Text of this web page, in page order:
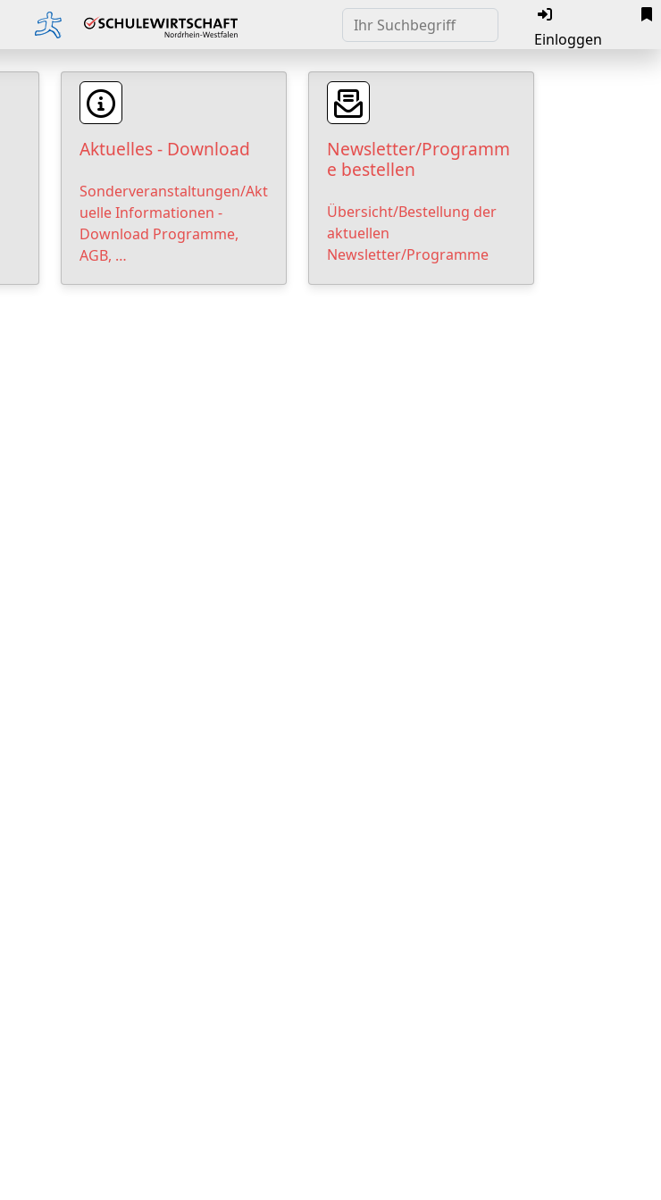
Einloggen
Aktuelles - Download
Sonderveranstaltungen/Akt
uelle Informationen -
Download Programme,
AGB, …
Newsletter/Programm
e bestellen
Übersicht/Bestellung der
aktuellen
Newsletter/Programme